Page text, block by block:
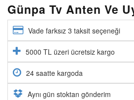
Günpa Tv Anten Ve
Vade farksız 3 taksit seçeneği
5000 TL üzeri ücretsiz kargo
24 saatte kargoda
Aynı gün stoktan gönderim